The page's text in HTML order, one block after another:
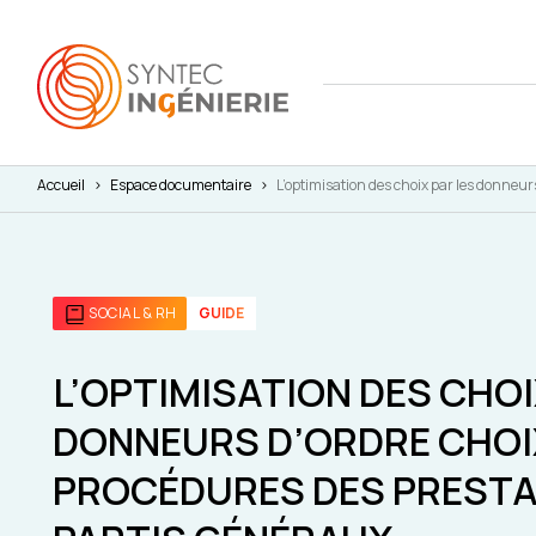
Nous
Nos
Social
Accueil > Espace documentaire > L’optimisation des choix par les
SOCIAL & RH GUIDE
L’OPTIMISATION DES
DONNEURS D’ORDRE
PROCÉDURES DES